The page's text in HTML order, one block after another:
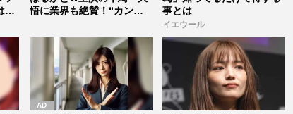
江
悟に業界も絶賛！“カンヌ
事とは
イエウール